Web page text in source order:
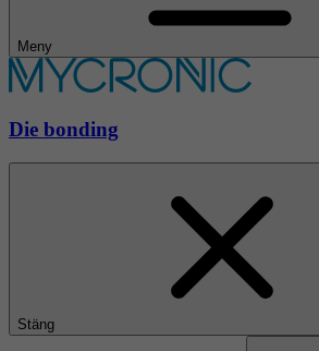
Meny
Die bonding
Stäng